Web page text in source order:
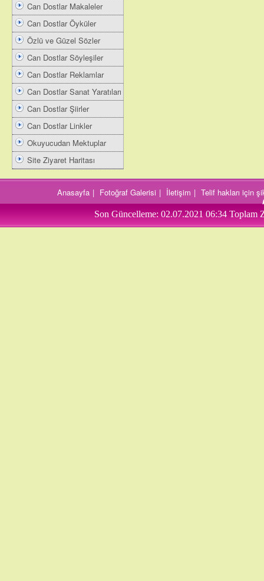
Can Dostlar Makaleler
Can Dostlar Öyküler
Özlü ve Güzel Sözler
Can Dostlar Söyleşiler
Can Dostlar Reklamlar
Can Dostlar Sanat Yaratıları
Can Dostlar Şiirler
Can Dostlar Linkler
Okuyucudan Mektuplar
Site Ziyaret Haritası
Anasayfa | Fotoğraf Galerisi | İletişim | Telif hakları için
Son Güncelleme: 02.07.2021 06:34 Toplam